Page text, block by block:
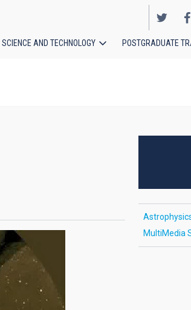
SCIENCE AND TECHNOLOGY POSTGRADUATE
MultiMedia